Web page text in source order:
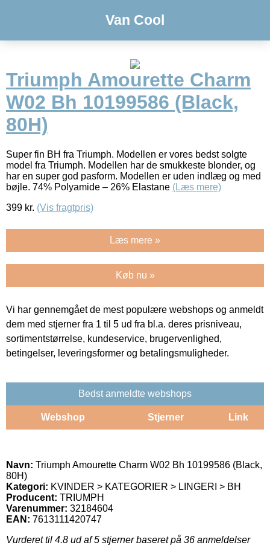
Van Cool
Triumph Amourette Charm
W02 Bh 10199586 (Black,
80H)
Super fin BH fra Triumph. Modellen er vores bedst solgte
model fra Triumph. Modellen har de smukkeste blonder, og
har en super god pasform. Modellen er uden indlæg og med
bøjle. 74% Polyamide – 26% Elastane (Læs mere)
399 kr. (Vis fragtpris)
Læs mere »
Køb nu »
Vi har gennemgået de mest populære webshops og anmeldt
dem med stjerner fra 1 til 5 ud fra bl.a. deres prisniveau,
sortimentstørrelse, kundeservice, brugervenlighed,
betingelser, leveringsformer og betalingsmuligheder.
Bedst anmeldte webshops
Webshop Stjerner Link
Navn: Triumph Amourette Charm W02 Bh 10199586 (Black,
80H)
Kategori: KVINDER > KATEGORIER > LINGERI > BH
Producent: TRIUMPH
Varenummer: 32184604
EAN: 7613111420747
Vurderet til 4.8 ud af 5 stjerner baseret på 36 anmeldelser